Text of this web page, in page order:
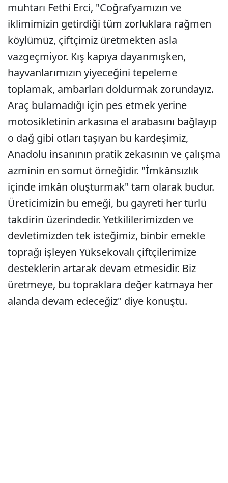
muhtarı Fethi Erci, "Coğrafyamızın ve
iklimimizin getirdiği tüm zorluklara rağmen
köylümüz, çiftçimiz üretmekten asla
vazgeçmiyor. Kış kapıya dayanmışken,
hayvanlarımızın yiyeceğini tepeleme
toplamak, ambarları doldurmak zorundayız.
Araç bulamadığı için pes etmek yerine
motosikletinin arkasına el arabasını bağlayıp
o dağ gibi otları taşıyan bu kardeşimiz,
Anadolu insanının pratik zekasının ve çalışma
azminin en somut örneğidir. "İmkânsızlık
içinde imkân oluşturmak" tam olarak budur.
Üreticimizin bu emeği, bu gayreti her türlü
takdirin üzerindedir. Yetkililerimizden ve
devletimizden tek isteğimiz, binbir emekle
toprağı işleyen Yüksekovalı çiftçilerimize
desteklerin artarak devam etmesidir. Biz
üretmeye, bu topraklara değer katmaya her
alanda devam edeceğiz" diye konuştu.